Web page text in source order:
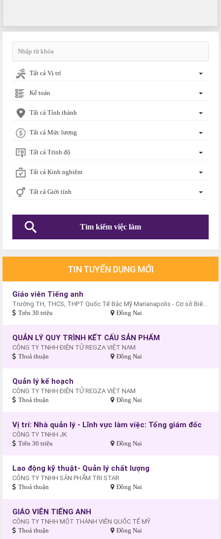
Tất cả Vị trí
Kế toán
Tất cả Tỉnh thành
Tất cả Mức lương
Tất cả Trình độ
Tất cả Kinh nghiệm
Tất cả Giới tính
TIN TUYỂN DỤNG MỚI
Giáo viên Tiếng anh
Trường TH, THCS, THPT Quốc Tế Bắc Mỹ Marianapolis - Cơ sở Biên Hòa
Trên 30 triệu Đồng Nai
QUẢN LÝ QUY TRÌNH KẾT CẤU SẢN PHẨM
CÔNG TY TNHH ĐIỆN TỬ REGZA VIỆT NAM
Thoả thuận Đồng Nai
Quản lý kế hoạch
CÔNG TY TNHH ĐIỆN TỬ REGZA VIỆT NAM
Thoả thuận Đồng Nai
Vị trí: Nhà quản lý - Lĩnh vực làm việc: Tổng giám đốc
CÔNG TY TNHH JK
Trên 30 triệu Đồng Nai
Lao động kỹ thuật- Quản lý chất lượng
CÔNG TY TNHH SẢN PHẨM TRI STAR
Thoả thuận Đồng Nai
GIÁO VIÊN TIẾNG ANH
CÔNG TY TNHH MỘT THÀNH VIÊN QUỐC TẾ MỸ
Thoả thuận Đồng Nai